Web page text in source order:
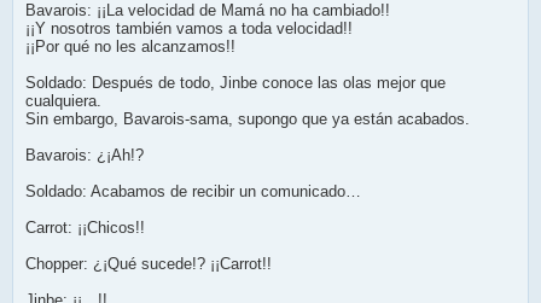
Bavarois: ¡¡La velocidad de Mamá no ha cambiado!!
¡¡Y nosotros también vamos a toda velocidad!!
¡¡Por qué no les alcanzamos!!
Soldado: Después de todo, Jinbe conoce las olas mejor que
cualquiera.
Sin embargo, Bavarois-sama, supongo que ya están acabados.
Bavarois: ¿¡Ah!?
Soldado: Acabamos de recibir un comunicado…
Carrot: ¡¡Chicos!!
Chopper: ¿¡Qué sucede!? ¡¡Carrot!!